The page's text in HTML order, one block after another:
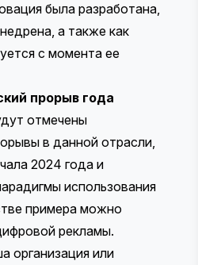
была разработана,
а также как
с момента ее
прорыв года
отмечены
в данной отрасли,
2024 года и
использования
примера можно
рекламы.
организация или